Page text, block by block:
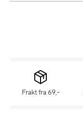
Frakt fra 69,-